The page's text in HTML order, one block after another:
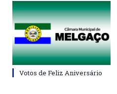
Votos de Feliz Aniversário